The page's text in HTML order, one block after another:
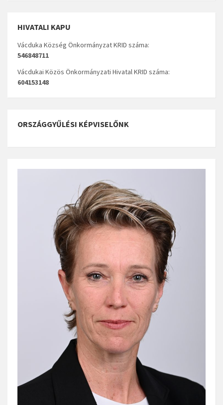
HIVATALI KAPU
Vácduka Község Önkormányzat KRID száma:
546848711
Vácdukai Közös Önkormányzati Hivatal KRID száma:
604153148
ORSZÁGGYŰLÉSI KÉPVISELŐNK